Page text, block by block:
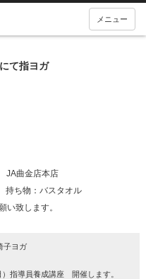
メニュー
て指ヨガ
曲金店本店
ち物：バスタオル
い致します。
子ヨガ
）指導員養成講座 開催します。